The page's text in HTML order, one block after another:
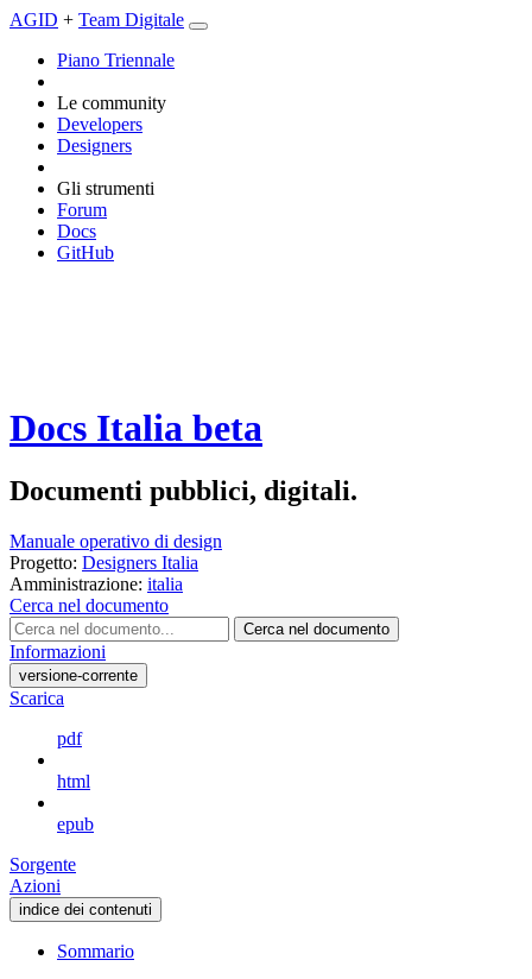
AGID + Team Digitale
Piano Triennale
Le community
Developers
Designers
Gli strumenti
Forum
Docs
GitHub
Docs Italia beta
Documenti pubblici, digitali.
Manuale operativo di design
Progetto: Designers Italia
Amministrazione: italia
Cerca nel documento
Cerca nel documento
Informazioni
versione-corrente
Scarica
pdf
html
epub
Sorgente
Azioni
indice dei contenuti
Sommario